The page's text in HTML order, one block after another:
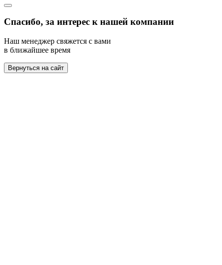
Спасибо, за интерес к нашей компании
Наш менеджер свяжется с вами
в ближайшее время
Вернуться на сайт